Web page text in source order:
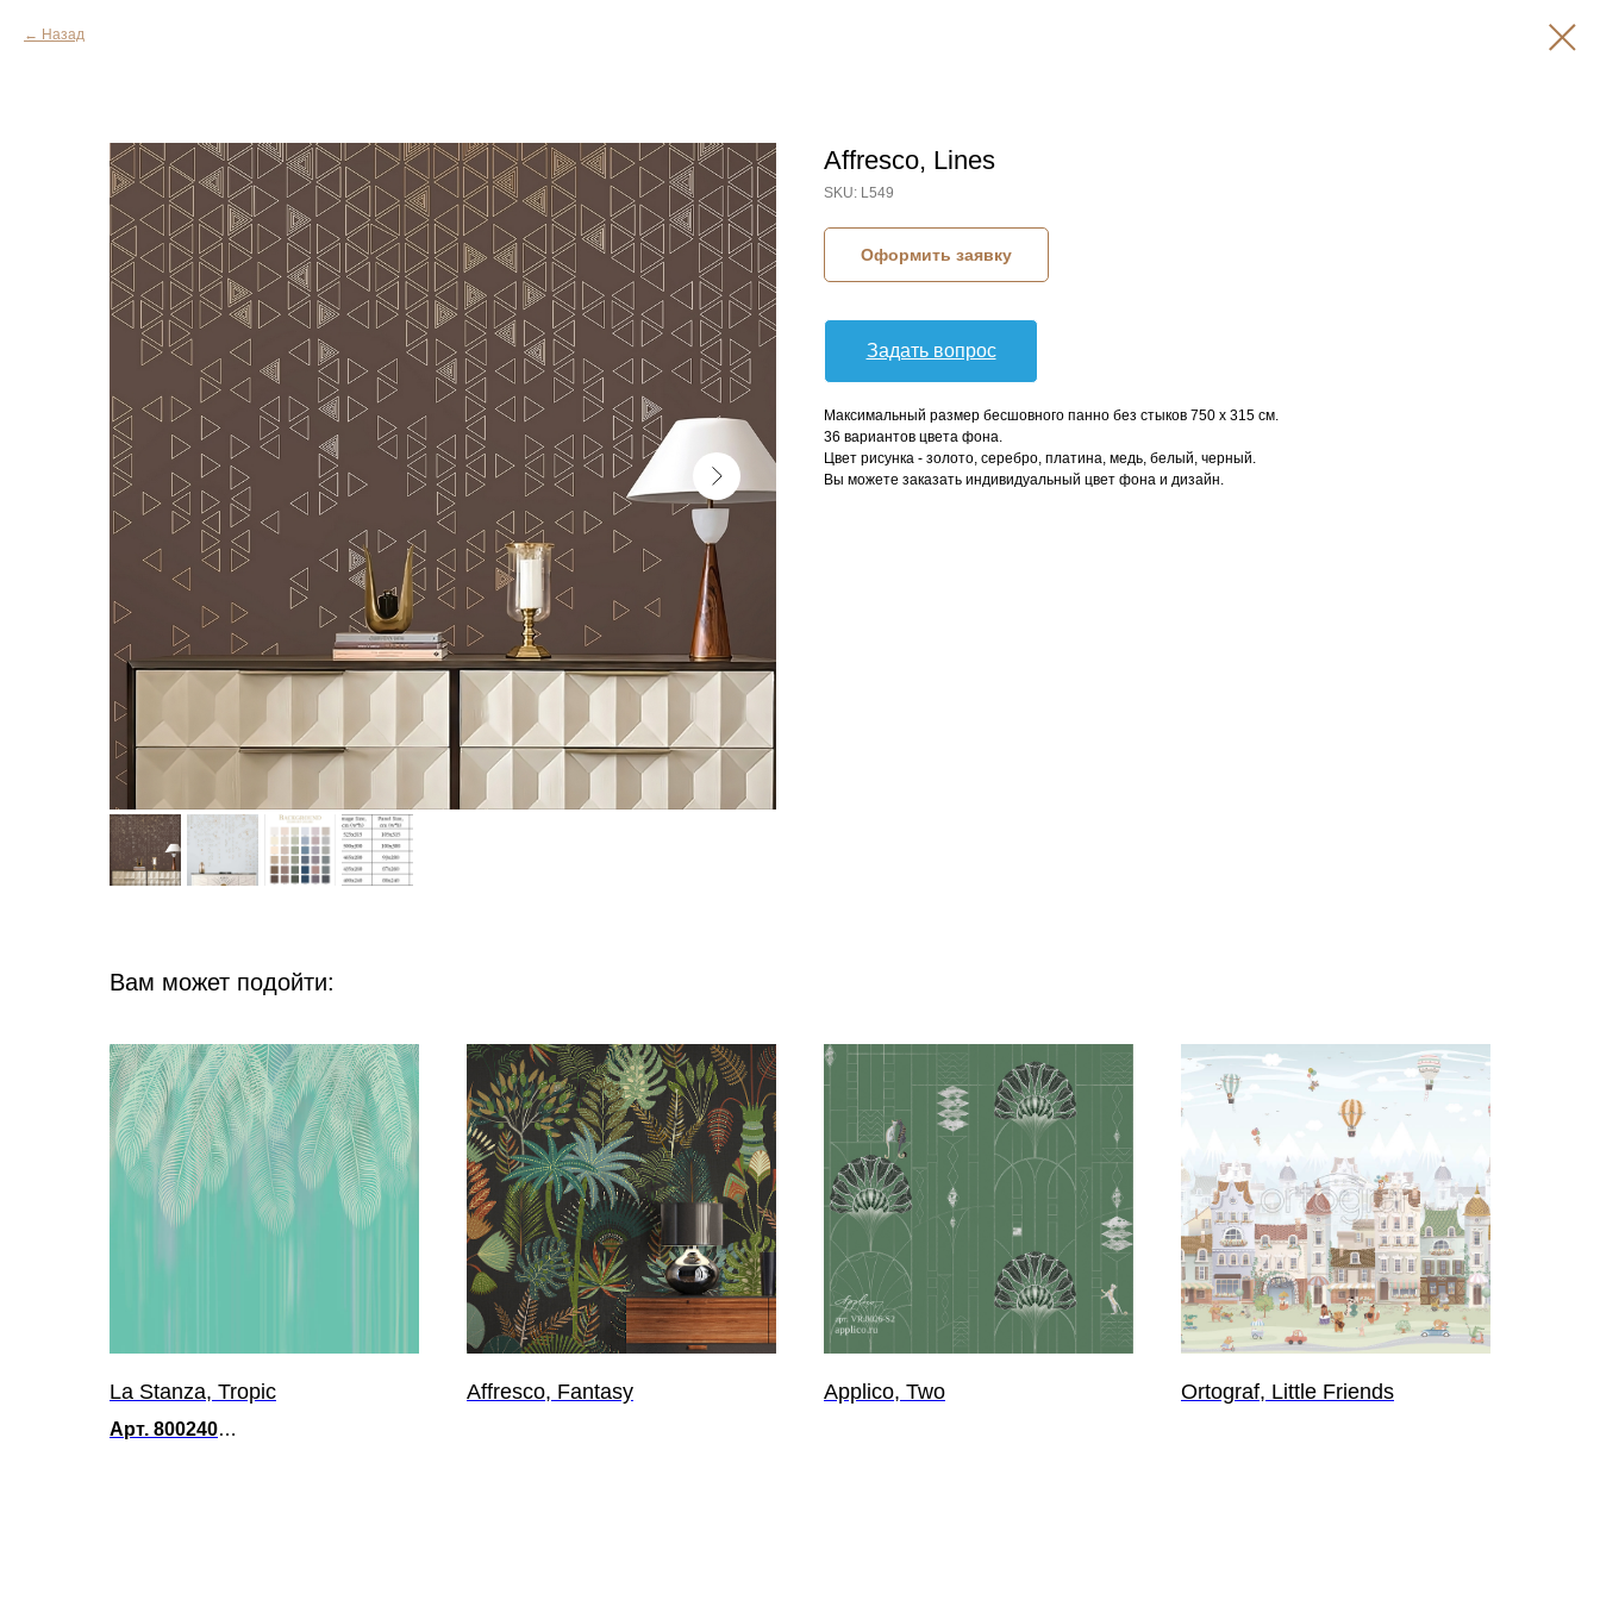
Назад
Affresco, Lines
SKU: L549
Оформить заявку
Задать вопрос
Максимальный размер бесшовного панно без стыков 750 х 315 см.
36 вариантов цвета фона.
Цвет рисунка - золото, серебро, платина, медь, белый, черный.
Вы можете заказать индивидуальный цвет фона и дизайн.
Вам может подойти:
La Stanza, Tropic
Арт. 800240
Affresco, Fantasy Applico, Two Ortograf, Little Friends